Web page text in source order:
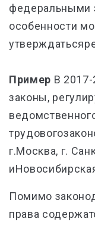
федеральными
особенности
Пример В
законы,
г.Москва, г.
Помимо
права